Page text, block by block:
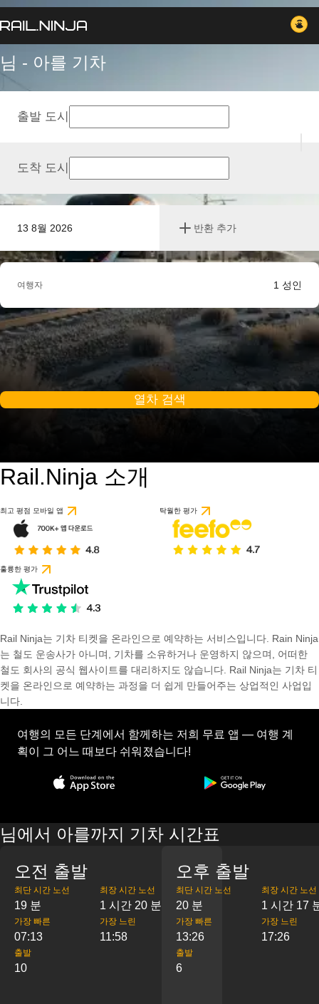
님 - 아를 기차
13 8월 2026 반환 추가
출발 도시
도착 도시
여행자 1 성인
열차 검색
Rail.Ninja 소개
최고 평점 모바일 앱 탁월한 평가
훌륭한 평가
Rail Ninja는 기차 티켓을 온라인으로 예약하는 서비스입니다. Rain Ninja
는 철도 운송사가 아니며, 기차를 소유하거나 운영하지 않으며, 어떠한
철도 회사의 공식 웹사이트를 대리하지도 않습니다. Rail Ninja는 기차 티
켓을 온라인으로 예약하는 과정을 더 쉽게 만들어주는 상업적인 사업입
니다.
여행의 모든 단계에서 함께하는 저희 무료 앱 — 여행 계
획이 그 어느 때보다 쉬워졌습니다!
님에서 아를까지 기차 시간표
오전 출발
최단 시간 노선
19 분
최장 시간 노선
1 시간 20 분
가장 빠른
07:13
가장 느린
11:58
출발
10
오후 출발
최단 시간 노선
20 분
최장 시간 노선
1 시간 17
가장 빠른
13:26
가장 느린
17:26
출발
6